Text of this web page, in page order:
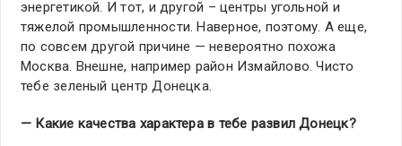
энергетикой. И тот, и другой – центры угольной и
тяжелой промышленности. Наверное, поэтому. А еще,
по совсем другой причине — невероятно похожа
Москва. Внешне, например район Измайлово. Чисто
тебе зеленый центр Донецка.
— Какие качества характера в тебе развил Донецк?